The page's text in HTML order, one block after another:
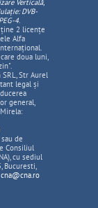
Verticală,
DVB-
4.
2 licențe
Alfa
doua luni,
Str Aurel
legal și
general,
de
Consiliul
cu sediul
Bucuresti,
cna@cna.ro